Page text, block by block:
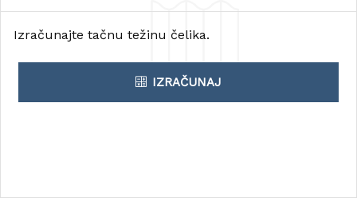
Izračunajte tačnu težinu čelika.
IZRAČUNAJ